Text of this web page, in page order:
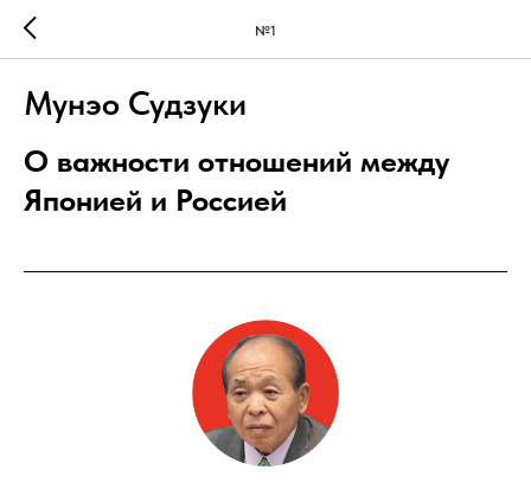
№1
Мунэо Судзуки
О важности отношений между
Японией и Россией